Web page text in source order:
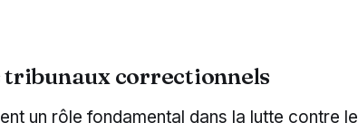
correctionnels
un rôle fondamental dans la lutte contre le